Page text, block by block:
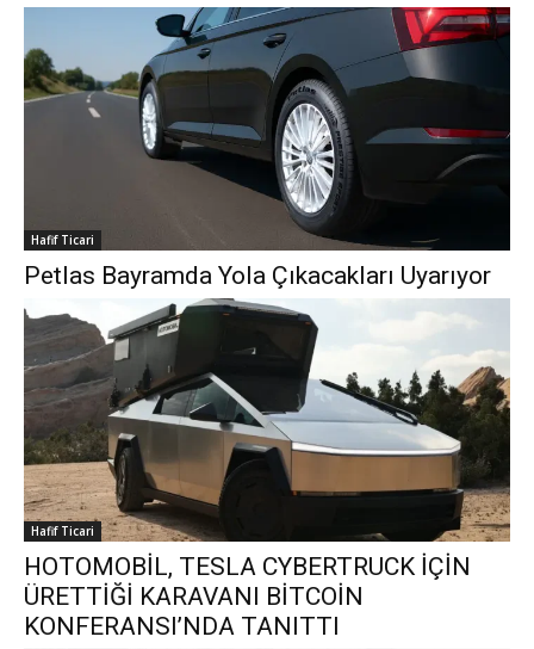
Hafif Ticari
Petlas Bayramda Yola Çıkacakları Uyarıyor
Hafif Ticari
HOTOMOBİL, TESLA CYBERTRUCK İÇİN
ÜRETTİĞİ KARAVANI BİTCOİN
KONFERANSI’NDA TANITTI